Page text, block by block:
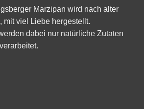
Marzipan wird nach alter
mit viel Liebe hergestellt.
dabei nur natürliche Zutaten